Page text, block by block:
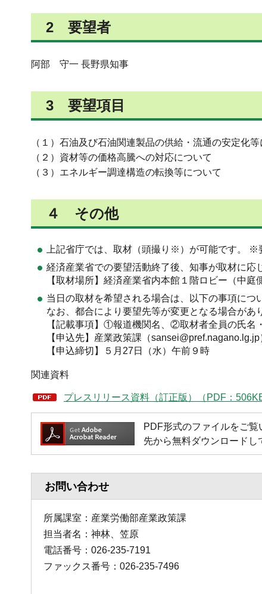
2 要望者
阿部 守一 長野県知事
3 要望項目
（１）石油及び石油関連製品の供給・流通の安定化等
（２）資材等の価格高騰への対応について
（３）エネルギー調達構造の転換等について
４ その他
上記省庁では、取材（頭撮り※）が可能です。 ※
経済産業省での要望活動終了後、知事が取材に応
【取材場所】経済産業省内本館１階ロビー（中庭
当日の取材を希望される場合は、以下の事項につ
なお、都合により要望先等が変更となる場合があ
【記載事項】①報道機関名、②取材者全員の氏名
【申込先】産業政策課（sansei@pref.nagano.lg.jp
【申込締切】５月27日（水）午前９時
関連資料
プレスリリース資料（訂正版）（PDF：506KB
PDF形式のファイルをご
先から無料ダウンロードし
お問い合わせ
所属課室：産業労働部産業政策課
担当者名：神林、笠原
電話番号：026-235-7191
ファックス番号：026-235-7496